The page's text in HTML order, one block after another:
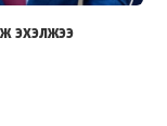
эхэлжээ